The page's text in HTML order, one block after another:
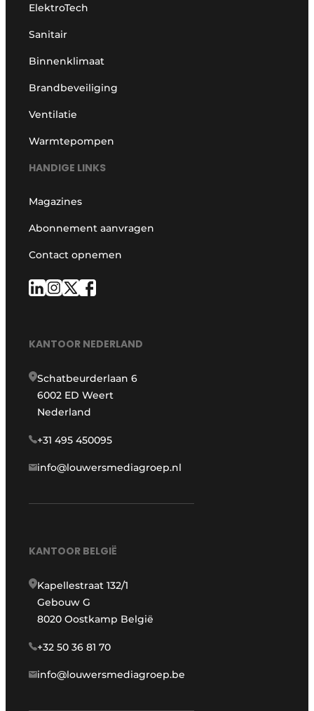
ElektroTech
Sanitair
Binnenklimaat
Brandbeveiliging
Ventilatie
Warmtepompen
HANDIGE LINKS
Magazines
Abonnement aanvragen
Contact opnemen
KANTOOR NEDERLAND
Schatbeurderlaan 6
6002 ED Weert
Nederland
+31 495 450095
info@louwersmediagroep.nl
KANTOOR BELGIË
Kapellestraat 132/1
Gebouw G
8020 Oostkamp België
+32 50 36 81 70
info@louwersmediagroep.be